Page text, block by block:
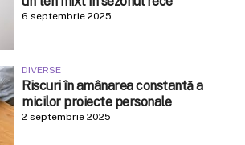
6 septembrie 2025
DIVERSE
Riscuri în amânarea constantă a
micilor proiecte personale
2 septembrie 2025